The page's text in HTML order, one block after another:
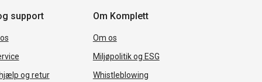
support
og retur
Om Komplett
Om os
Miljøpolitik og ESG
Whistleblowing